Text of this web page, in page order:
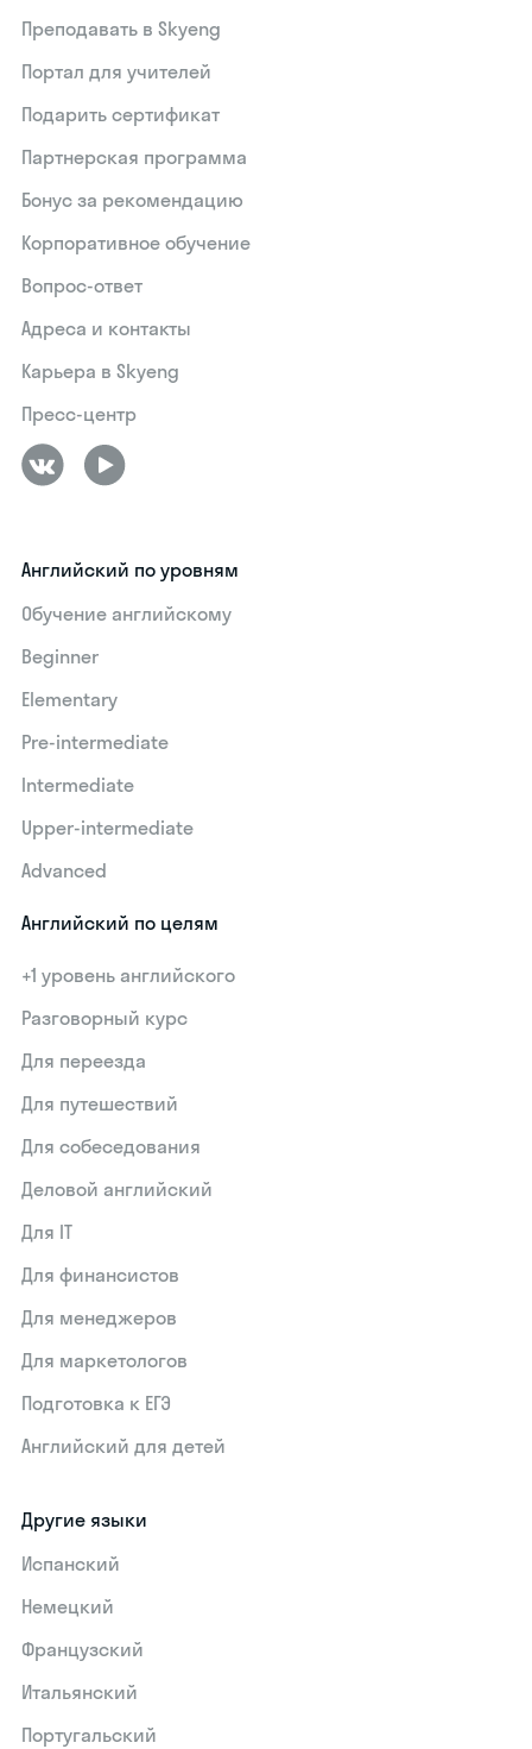
Преподавать в Skyeng
Портал для учителей
Подарить сертификат
Партнерская программа
Бонус за рекомендацию
Корпоративное обучение
Вопрос-ответ
Адреса и контакты
Карьера в Skyeng
Пресс-центр
Английский по уровням
Обучение английскому
Beginner
Elementary
Pre-intermediate
Intermediate
Upper-intermediate
Advanced
Английский по целям
+1 уровень английского
Разговорный курс
Для переезда
Для путешествий
Для собеседования
Деловой английский
Для IT
Для финансистов
Для менеджеров
Для маркетологов
Подготовка к ЕГЭ
Английский для детей
Другие языки
Испанский
Немецкий
Французский
Итальянский
Португальский